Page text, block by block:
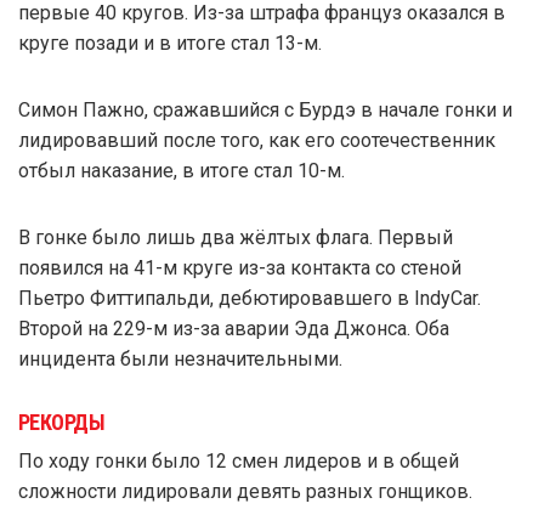
первые 40 кругов. Из-за штрафа француз оказался в
круге позади и в итоге стал 13-м.
Симон Пажно, сражавшийся с Бурдэ в начале гонки и
лидировавший после того, как его соотечественник
отбыл наказание, в итоге стал 10-м.
В гонке было лишь два жёлтых флага. Первый
появился на 41-м круге из-за контакта со стеной
Пьетро Фиттипальди, дебютировавшего в IndyCar.
Второй на 229-м из-за аварии Эда Джонса. Оба
инцидента были незначительными.
РЕКОРДЫ
По ходу гонки было 12 смен лидеров и в общей
сложности лидировали девять разных гонщиков.